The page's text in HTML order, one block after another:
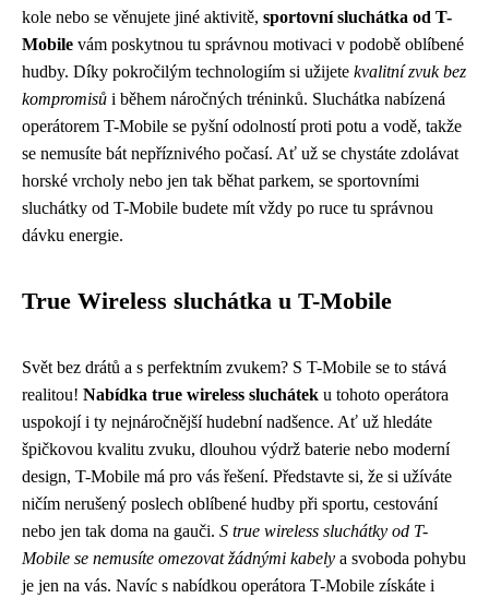
kole nebo se věnujete jiné aktivitě, sportovní sluchátka od T-
Mobile vám poskytnou tu správnou motivaci v podobě oblíbené
hudby. Díky pokročilým technologiím si užijete kvalitní zvuk bez
kompromisů i během náročných tréninků. Sluchátka nabízená
operátorem T-Mobile se pyšní odolností proti potu a vodě, takže
se nemusíte bát nepříznivého počasí. Ať už se chystáte zdolávat
horské vrcholy nebo jen tak běhat parkem, se sportovními
sluchátky od T-Mobile budete mít vždy po ruce tu správnou
dávku energie.
True Wireless sluchátka u T-Mobile
Svět bez drátů a s perfektním zvukem? S T-Mobile se to stává
realitou! Nabídka true wireless sluchátek u tohoto operátora
uspokojí i ty nejnáročnější hudební nadšence. Ať už hledáte
špičkovou kvalitu zvuku, dlouhou výdrž baterie nebo moderní
design, T-Mobile má pro vás řešení. Představte si, že si užíváte
ničím nerušený poslech oblíbené hudby při sportu, cestování
nebo jen tak doma na gauči. S true wireless sluchátky od T-
Mobile se nemusíte omezovat žádnými kabely a svoboda pohybu
je jen na vás. Navíc s nabídkou operátora T-Mobile získáte i